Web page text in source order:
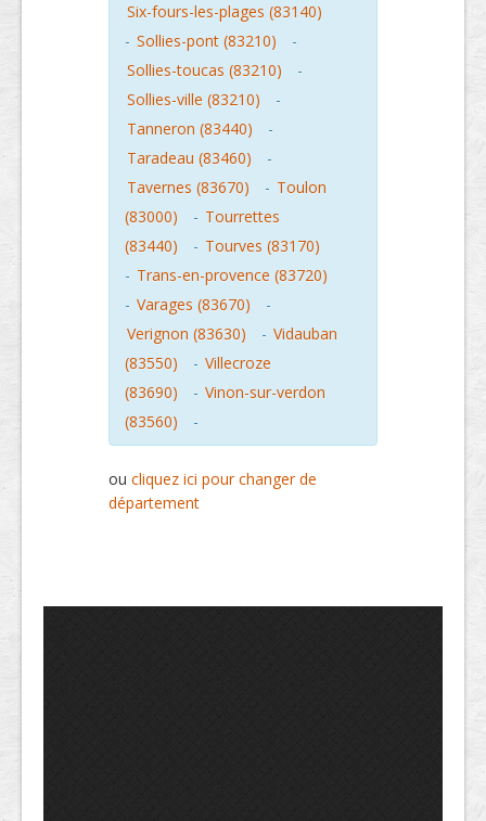
Six-fours-les-plages (83140)
- Sollies-pont (83210)
-
Sollies-toucas (83210)
-
Sollies-ville (83210)
-
Tanneron (83440)
-
Taradeau (83460)
-
Tavernes (83670)
- Toulon
(83000)
- Tourrettes
(83440)
- Tourves (83170)
- Trans-en-provence (83720)
- Varages (83670)
-
Verignon (83630)
- Vidauban
(83550)
- Villecroze
(83690)
- Vinon-sur-verdon
(83560)
-
ou cliquez ici pour changer de
département